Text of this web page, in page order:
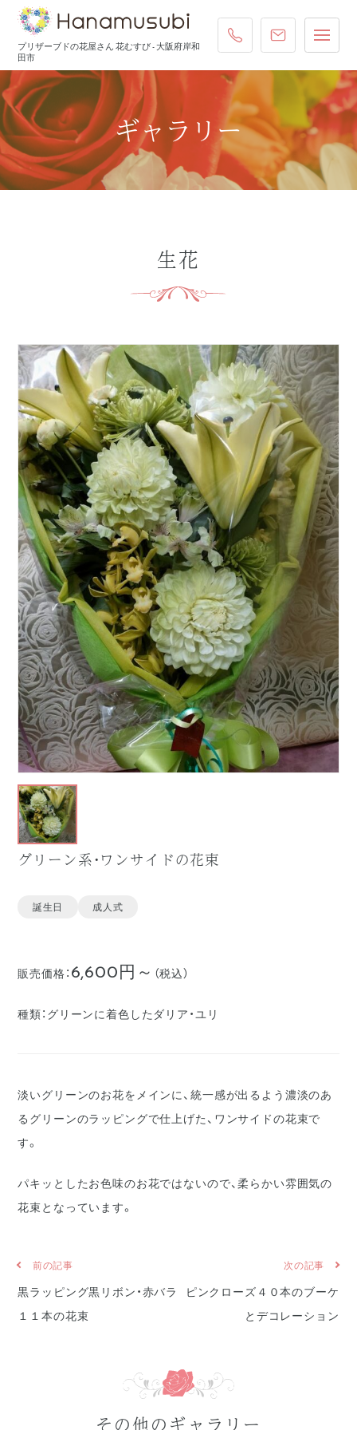
プリザーブドの花屋さん 花むすび - 大阪府岸和
田市
072-431-4587ご注文・お
ギャラリー
生花
グリーン系・ワンサイドの花束
誕生日 成人式
販売価格： 6,600円～ （税込）
種類： グリーンに着色したダリア・ユリ
淡いグリーンのお花をメインに、統一感が出るよう濃淡のあ
るグリーンのラッピングで仕上げた、ワンサイドの花束で
す。
パキッとしたお色味のお花ではないので、柔らかい雰囲気の
花束となっています。
前の記事
黒ラッピング黒リボン・赤バラ
１１本の花束
次の記事
ピンクローズ４０本のブーケ
とデコレーション
その他のギャラリー